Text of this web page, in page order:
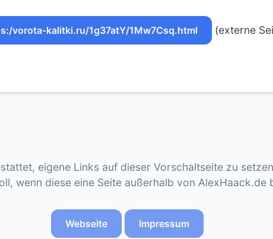
vorota-kalitki.ru/1g37atY/1Mw7Csq.html (externe
eigene Links auf dieser Vorschaltseite zu
wenn diese eine Seite außerhalb von AlexHaack.de
Webseite Impressum